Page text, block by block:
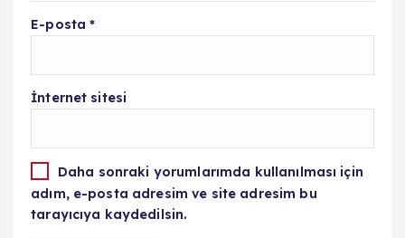
E-posta*
İnternet sitesi
Daha sonraki yorumlarımda kullanılması için
adım, e-posta adresim ve site adresim bu
tarayıcıya kaydedilsin.